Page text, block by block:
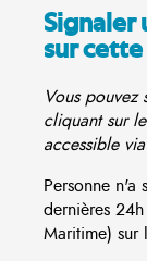
Signaler
sur
Vous pouvez
cliquant sur
accessible
Personne
dernières
Maritime) sur